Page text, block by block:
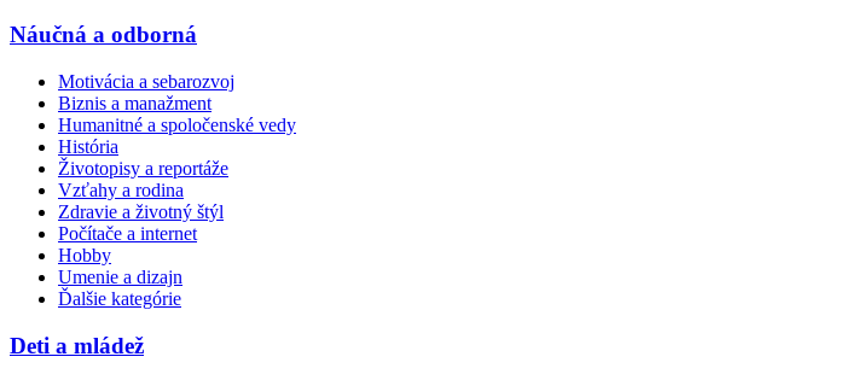
Náučná a odborná
Motivácia a sebarozvoj
Biznis a manažment
Humanitné a spoločenské vedy
História
Životopisy a reportáže
Vzťahy a rodina
Zdravie a životný štýl
Počítače a internet
Hobby
Umenie a dizajn
Ďalšie kategórie
Deti a mládež